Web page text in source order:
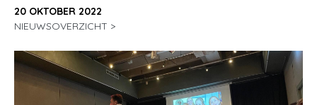
20 OKTOBER 2022
NIEUWSOVERZICHT >